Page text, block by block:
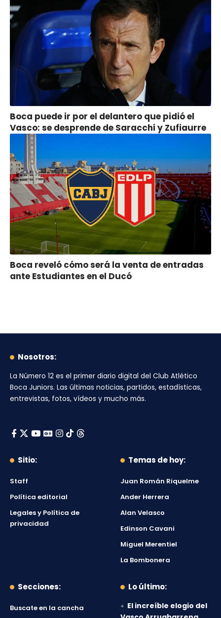
Boca puede ir por el delantero que pidió el
Vasco: se desprende de Saracchi y Zufiaurre
Boca reveló cómo será la venta de entradas
ante Estudiantes en el Ducó
Nosotros:
La Número 12 es el primer diario digital del Club Atlético
Boca Juniors. Las últimas noticias, partidos, estadísticas,
entrevistas, fotos, vídeos y mucho más.
Sitio:
Staff
Política editorial
Legales y Política de
privacidad
Temas de hoy:
Juan Román Riquelme
Ander Herrera
Alan Velasco
Edinson Cavani
Miguel Merentiel
La Bombonera
Secciones:
Buscate en la cancha
Lo último:
El increíble elogio del